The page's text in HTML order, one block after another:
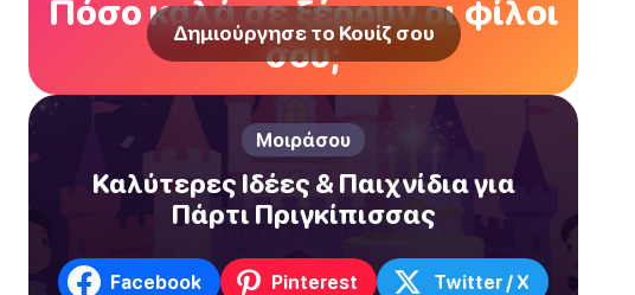
Πόσο καλά σε ξέρουν οι φίλοι
σου;
Δημιούργησε το Κουίζ σου
Μοιράσου
Καλύτερες Ιδέες & Παιχνίδια για
Πάρτι Πριγκίπισσας
Facebook Pinterest Twitter / X